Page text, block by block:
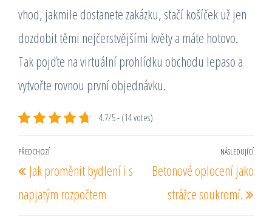
vhod, jakmile dostanete zakázku, stačí košíček už jen
dozdobit těmi nejčerstvějšími květy a máte hotovo.
Tak pojďte na virtuální prohlídku obchodu lepaso a
vytvořte rovnou první objednávku.
4.7/5 - (14 votes)
Navigace
pro
příspěvek
Předchozí
příspěvek
PŘEDCHOZÍ
Jak proměnit bydlení i s
napjatým rozpočtem
NÁSLEDUJÍCÍ
Betonové oplocení jako
strážce soukromí.